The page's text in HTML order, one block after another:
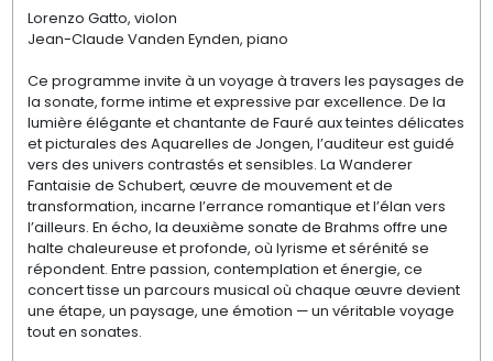
Lorenzo Gatto, violon
Jean-Claude Vanden Eynden, piano
Ce programme invite à un voyage à travers les paysages de
la sonate, forme intime et expressive par excellence. De la
lumière élégante et chantante de Fauré aux teintes délicates
et picturales des Aquarelles de Jongen, l’auditeur est guidé
vers des univers contrastés et sensibles. La Wanderer
Fantaisie de Schubert, œuvre de mouvement et de
transformation, incarne l’errance romantique et l’élan vers
l’ailleurs. En écho, la deuxième sonate de Brahms offre une
halte chaleureuse et profonde, où lyrisme et sérénité se
répondent. Entre passion, contemplation et énergie, ce
concert tisse un parcours musical où chaque œuvre devient
une étape, un paysage, une émotion — un véritable voyage
tout en sonates.